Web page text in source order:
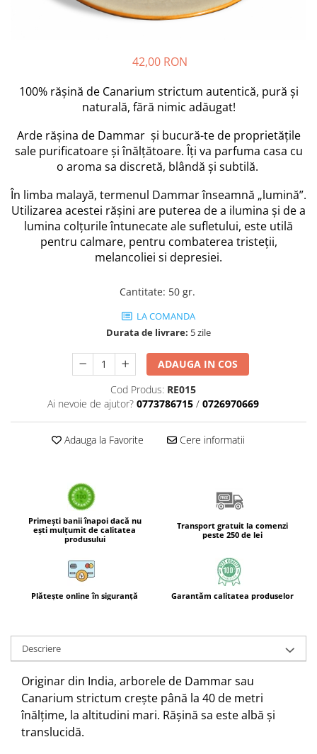
Bețișoare Chakra
Săpun Chakra
Cunoașterea Chakrelor
Gel duș
Bețișoare Aromate
Bețișoare Tradiționale
Bețișoare pentru Reiki
Bețișoare pentru Yoga
Bețișoarele Îngerilor
Suporturi pentru Bețișoare
Împotriva Insectelor
Rășini Prețioase, Lemne Aromatice
Sare de Himalaya
Spray Bio pentru Ambient
Unt de Karitè - Unt de Shea
Săpunuri
Termeni si Conditii
Boluri Tibetane
Produse
42,00 RON
100% rășină de Canarium strictum autentică, pură și
naturală, fără nimic adăugat!
Arde rășina de Dammar și bucură-te de proprietățile
sale purificatoare și înălțătoare. Îți va parfuma casa cu
o aroma sa discretă, blândă și subtilă.
În limba malayă, termenul Dammar înseamnă „lumină”.
Utilizarea acestei rășini are puterea de a ilumina și de a
lumina colțurile întunecate ale sufletului, este utilă
pentru calmare, pentru combaterea tristeții,
melancoliei si depresiei.
Cantitate: 50 gr.
LA COMANDA
Durata de livrare: 5 zile
ADAUGA IN COS
Cod Produs: RE015
Ai nevoie de ajutor? 0773786715 / 0726970669
Adauga la Favorite Cere informatii
Primești banii înapoi dacă nu
ești mulțumit de calitatea
produsului
Transport gratuit la comenzi
peste 250 de lei
Plătește online în siguranță Garantăm calitatea produselor
Descriere
Originar din India, arborele de Dammar sau
Canarium strictum crește până la 40 de metri
înălțime, la altitudini mari. Rășină sa este albă și
translucidă.